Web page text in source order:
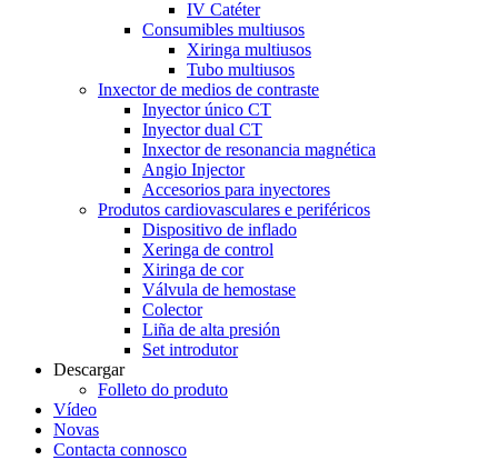
IV Catéter
Consumibles multiusos
Xiringa multiusos
Tubo multiusos
Inxector de medios de contraste
Inyector único CT
Inyector dual CT
Inxector de resonancia magnética
Angio Injector
Accesorios para inyectores
Produtos cardiovasculares e periféricos
Dispositivo de inflado
Xeringa de control
Xiringa de cor
Válvula de hemostase
Colector
Liña de alta presión
Set introdutor
Descargar
Folleto do produto
Vídeo
Novas
Contacta connosco